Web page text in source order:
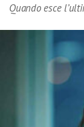
Quando esce